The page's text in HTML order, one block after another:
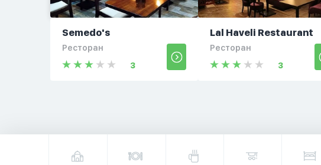
Semedo's
Ресторан
3
Lal Haveli Restaurant
Ресторан
3